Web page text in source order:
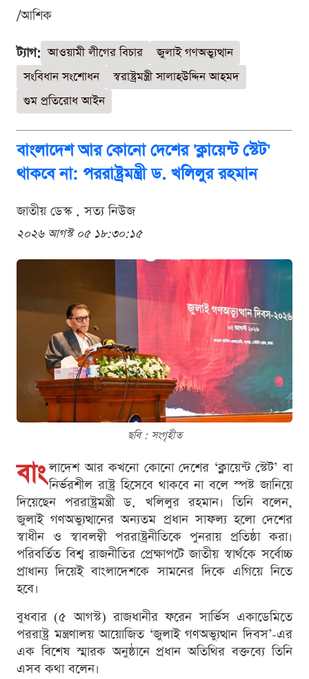
/আশিক
ট্যাগ: আওয়ামী লীগের বিচার
জুলাই গণঅভ্যুত্থান
সংবিধান সংশোধন
স্বরাষ্ট্রমন্ত্রী সালাহউদ্দিন আহমদ
গুম প্রতিরোধ আইন
বাংলাদেশ আর কোনো দেশের 'ক্লায়েন্ট স্টেট'
থাকবে না: পররাষ্ট্রমন্ত্রী ড. খলিলুর রহমান
জাতীয় ডেস্ক . সত্য নিউজ
২০২৬ আগস্ট ০৫ ১৮:৩০:১৫
ছবি : সংগৃহীত
বাং লাদেশ আর কখনো কোনো দেশের ‘ক্লায়েন্ট স্টেট’ বা
নির্ভরশীল রাষ্ট্র হিসেবে থাকবে না বলে স্পষ্ট জানিয়ে
দিয়েছেন পররাষ্ট্রমন্ত্রী ড. খলিলুর রহমান। তিনি বলেন,
জুলাই গণঅভ্যুত্থানের অন্যতম প্রধান সাফল্য হলো দেশের
স্বাধীন ও স্বাবলম্বী পররাষ্ট্রনীতিকে পুনরায় প্রতিষ্ঠা করা।
পরিবর্তিত বিশ্ব রাজনীতির প্রেক্ষাপটে জাতীয় স্বার্থকে সর্বোচ্চ
প্রাধান্য দিয়েই বাংলাদেশকে সামনের দিকে এগিয়ে নিতে
হবে।
বুধবার (৫ আগস্ট) রাজধানীর ফরেন সার্ভিস একাডেমিতে
পররাষ্ট্র মন্ত্রণালয় আয়োজিত ‘জুলাই গণঅভ্যুত্থান দিবস’-এর
এক বিশেষ স্মারক অনুষ্ঠানে প্রধান অতিথির বক্তব্যে তিনি
এসব কথা বলেন।